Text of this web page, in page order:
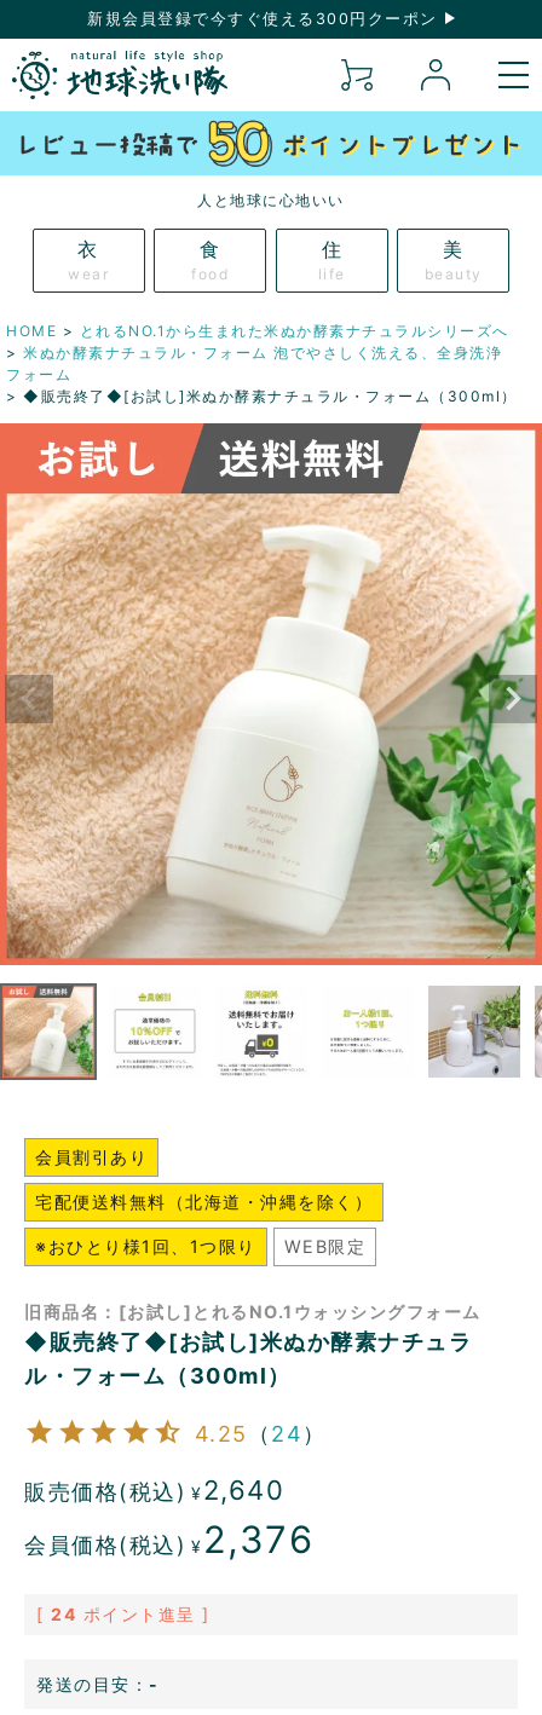
新規会員登録で今すぐ使える300円クーポン
人と地球に心地いい
衣
wear
食
food
住
life
美
beauty
HOME
とれるNO.1から生まれた米ぬか酵素ナチュラルシリーズへ
米ぬか酵素ナチュラル・フォーム 泡でやさしく洗える、全身洗浄
フォーム
◆販売終了◆[お試し]米ぬか酵素ナチュラル・フォーム（300ml）
会員割引あり
宅配便送料無料（北海道・沖縄を除く）
※おひとり様1回、1つ限り WEB限定
旧商品名：[お試し]とれるNO.1ウォッシングフォーム
◆販売終了◆[お試し]米ぬか酵素ナチュラ
ル・フォーム（300ml）
4.25 （ 24 ）
販売価格(税込) ¥2,640
会員価格(税込) ¥ 2,376
[ 24 ポイント進呈 ]
発送の目安： -